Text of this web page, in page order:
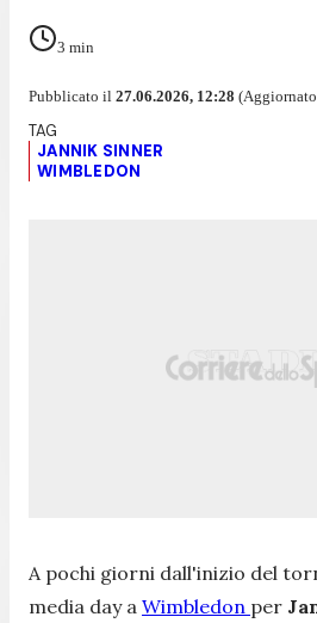
3 min
Pubblicato il 27.06.2026, 12:28
JANNIK SINNER
WIMBLEDON
A pochi giorni dall'inizio del
media day a Wimbledon per